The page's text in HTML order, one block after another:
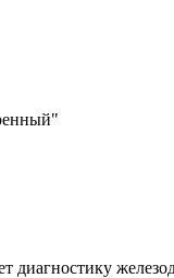
диагностику